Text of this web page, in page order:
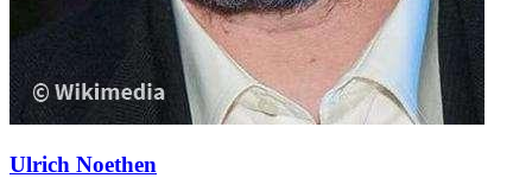
Ulrich Noethen